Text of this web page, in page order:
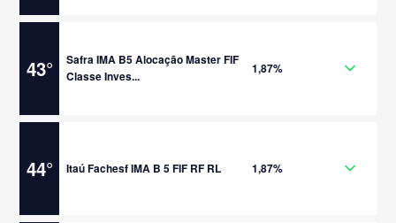
43°
Safra IMA B5 Alocação Master FIF
Classe Inves...
1,87%
44° Itaú Fachesf IMA B 5 FIF RF RL 1,87%